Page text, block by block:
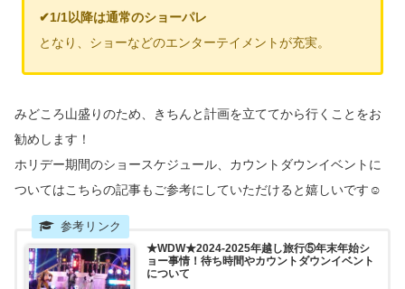
✔︎1/1以降は通常のショーパレ
となり、ショーなどのエンターテイメントが充実。
みどころ山盛りのため、きちんと計画を立ててから行くことをお
勧めします！
ホリデー期間のショースケジュール、カウントダウンイベントに
ついてはこちらの記事もご参考にしていただけると嬉しいです☺️
★WDW★2024-2025年越し旅行⑤年末年始シ
ョー事情！待ち時間やカウントダウンイベント
について